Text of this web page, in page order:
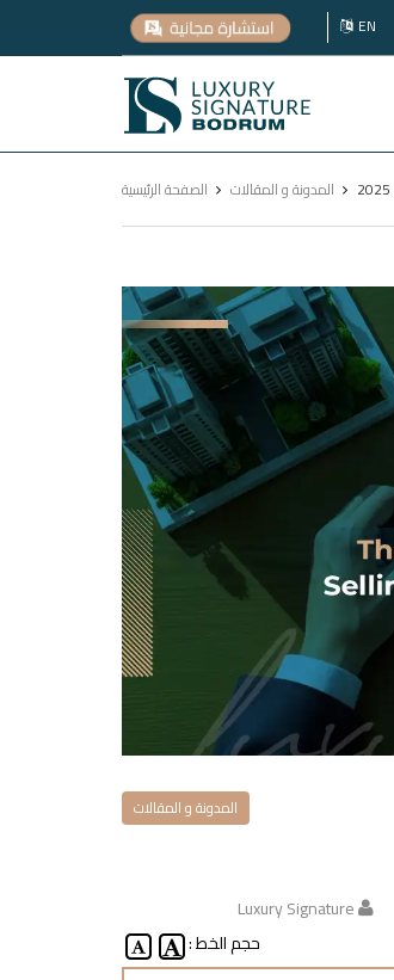
EN
Luxury
Signature
الصفحة الرئيسية المدونة و المقالات
المدونة و المقالات
حجم الخط :